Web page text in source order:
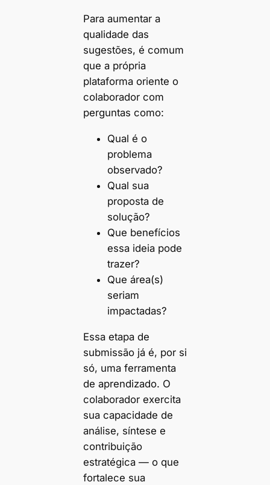
Para aumentar a
qualidade das
sugestões, é comum
que a própria
plataforma oriente o
colaborador com
perguntas como:
Qual é o
problema
observado?
Qual sua
proposta de
solução?
Que benefícios
essa ideia pode
trazer?
Que área(s)
seriam
impactadas?
Essa etapa de
submissão já é, por si
só, uma ferramenta
de aprendizado. O
colaborador exercita
sua capacidade de
análise, síntese e
contribuição
estratégica — o que
fortalece sua